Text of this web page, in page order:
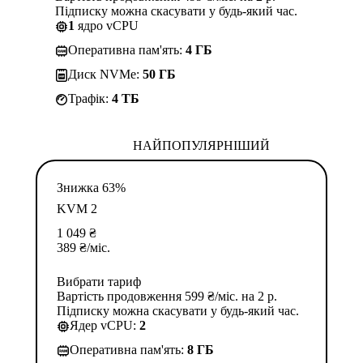
Підписку можна скасувати у будь-який час.
1 ядро vCPU
Оперативна пам'ять: 4 ГБ
Диск NVMe: 50 ГБ
Трафік: 4 TБ
НАЙПОПУЛЯРНІШИЙ
Знижка 63%
KVM 2
1 049 ₴
389 ₴/міс.
Вибрати тариф
Вартість продовження 599 ₴/міс. на 2 р.
Підписку можна скасувати у будь-який час.
Ядер vCPU: 2
Оперативна пам'ять: 8 ГБ